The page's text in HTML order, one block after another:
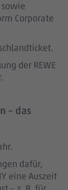
sowie
Corporate
der REWE
– das
dafür,
eine Auszeit